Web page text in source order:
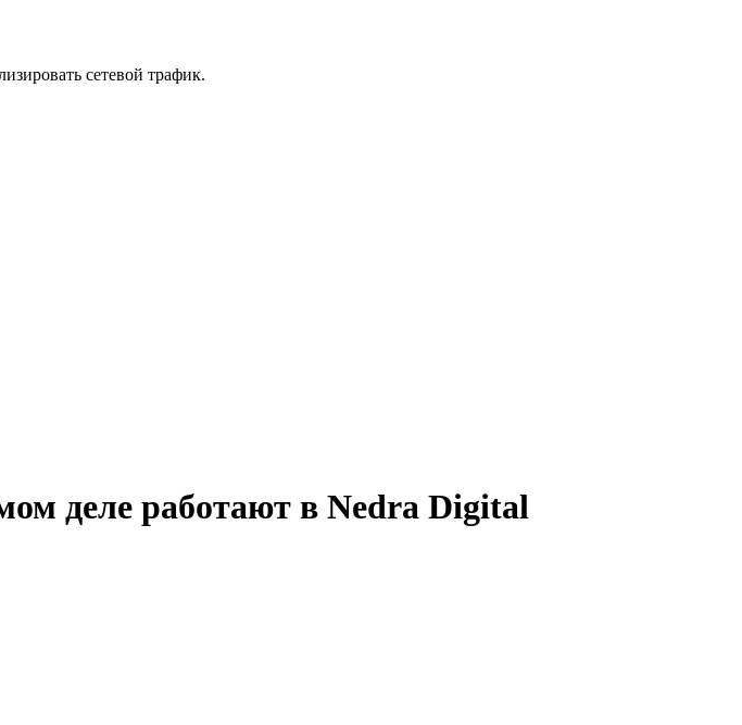
сетевой трафик.
деле работают в Nedra Digital